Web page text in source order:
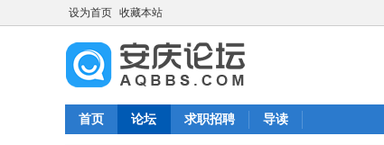
设为首页 收藏本站
首页 论坛 求职招聘 导读